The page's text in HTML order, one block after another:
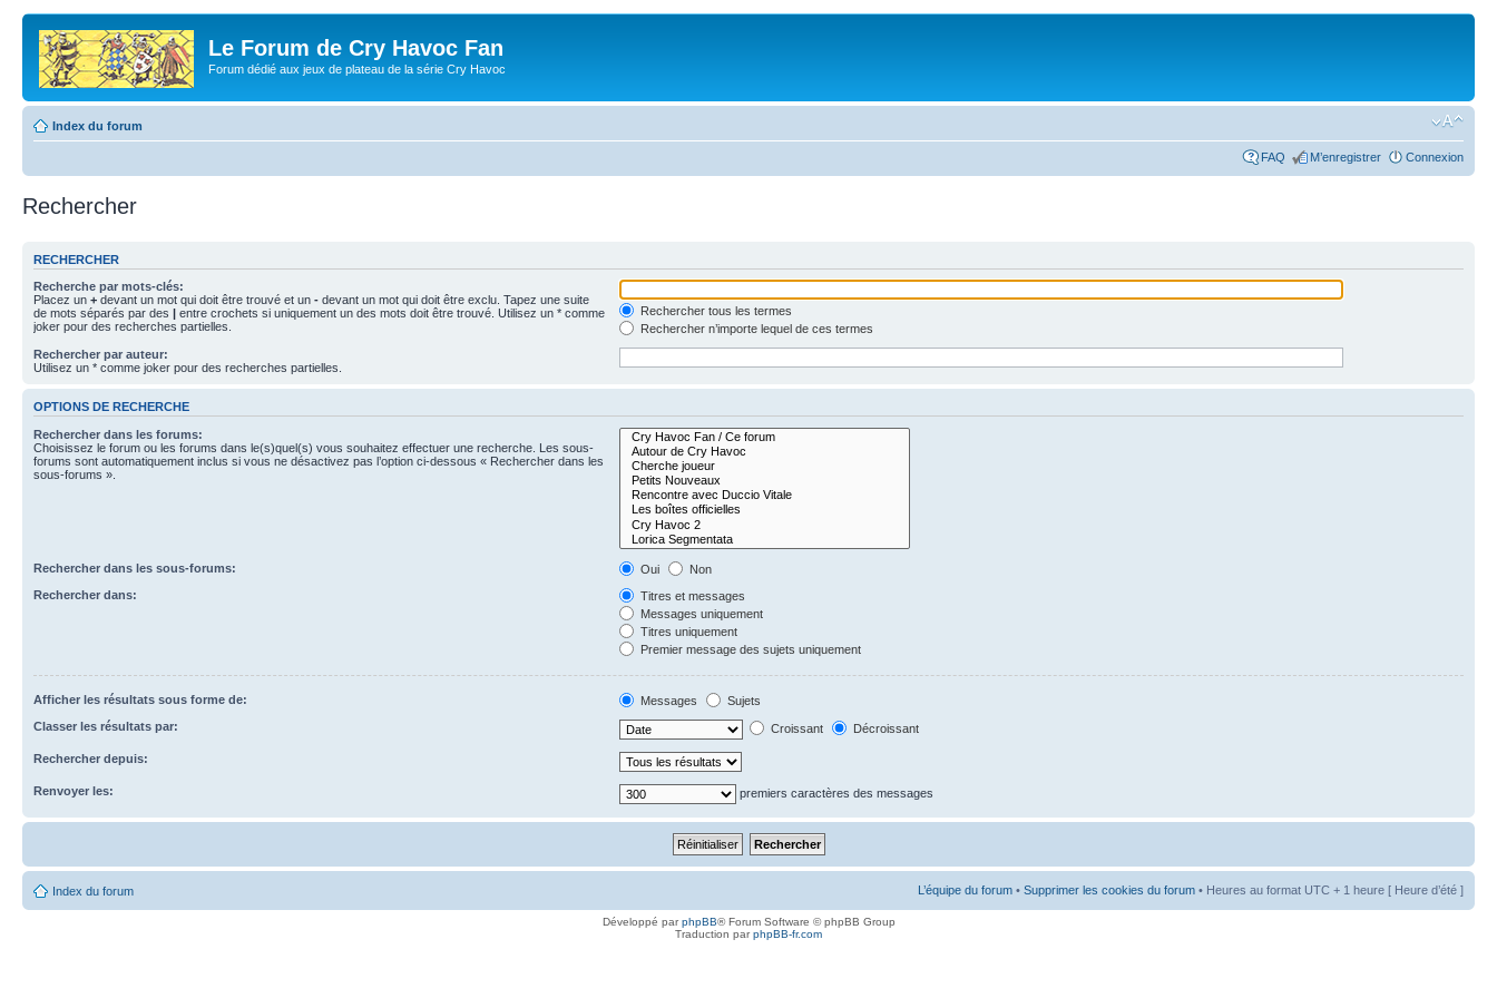
Le Forum de Cry Havoc Fan
Forum dédié aux jeux de plateau de la série Cry Havoc
Index du forum
FAQ M’enregistrer Connexion
Rechercher
RECHERCHER
Recherche par mots-clés:
Placez un + devant un mot qui doit être trouvé et un - devant un mot qui doit être exclu. Tapez une suite
de mots séparés par des | entre crochets si uniquement un des mots doit être trouvé. Utilisez un * comme
joker pour des recherches partielles.
Rechercher tous les termes
Rechercher n’importe lequel de ces termes
Rechercher par auteur:
Utilisez un * comme joker pour des recherches partielles.
OPTIONS DE RECHERCHE
Rechercher dans les forums:
Choisissez le forum ou les forums dans le(s)quel(s) vous souhaitez effectuer une recherche. Les sous-
forums sont automatiquement inclus si vous ne désactivez pas l’option ci-dessous « Rechercher dans les
sous-forums ».
Rechercher dans les sous-forums: Oui
Non
Rechercher dans:
Titres et messages
Messages uniquement
Titres uniquement
Premier message des sujets uniquement
Afficher les résultats sous forme de: Messages
Sujets
Classer les résultats par:
Croissant Décroissant
Rechercher depuis:
Renvoyer les: premiers caractères des messages
Index du forum L’équipe du forum • Supprimer les cookies du forum • Heures au format UTC + 1 heure [ Heure d’été ]
Développé parphpBB® Forum Software © phpBB Group
Traduction parphpBB-fr.com